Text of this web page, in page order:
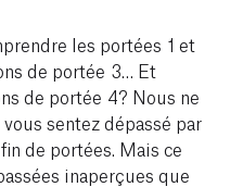
les portées 1 et
de portée 3… Et
de portée 4? Nous ne
sentez dépassé par
de portées. Mais ce
inaperçues que